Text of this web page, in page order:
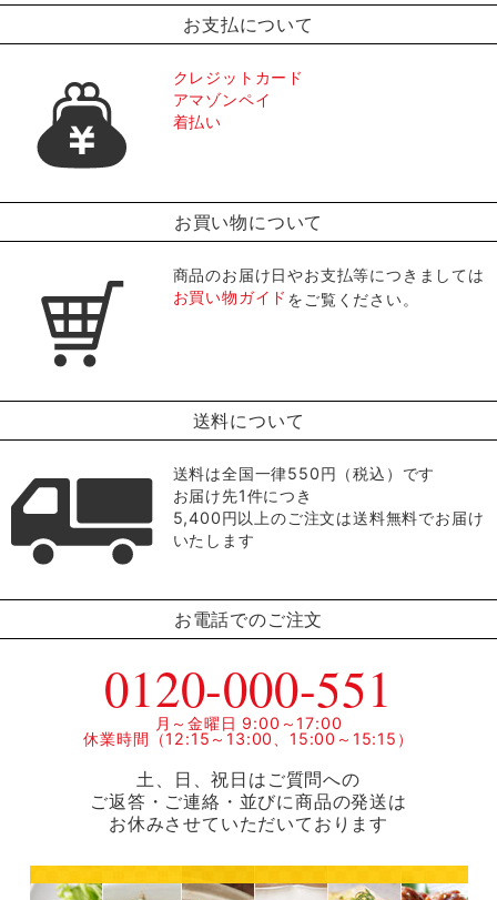
お支払について
クレジットカード
アマゾンペイ
着払い
お買い物について
商品のお届け日やお支払等につきましては
お買い物ガイド をご覧ください。
送料について
送料は全国一律550円（税込）です
お届け先1件につき
5,400円以上のご注文は送料無料でお届け
いたします
お電話でのご注文
0120-000-551
月～金曜日 9:00～17:00
休業時間（12:15～13:00、15:00～15:15）
土、日、祝日はご質問への
ご返答・ご連絡・並びに商品の発送は
お休みさせていただいております